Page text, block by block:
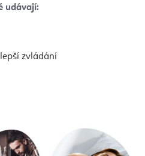
udávají:
zvládání